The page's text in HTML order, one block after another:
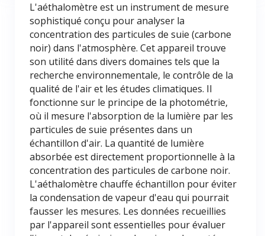
L'aéthalomètre est un instrument de mesure
sophistiqué conçu pour analyser la
concentration des particules de suie (carbone
noir) dans l'atmosphère. Cet appareil trouve
son utilité dans divers domaines tels que la
recherche environnementale, le contrôle de la
qualité de l'air et les études climatiques. Il
fonctionne sur le principe de la photométrie,
où il mesure l'absorption de la lumière par les
particules de suie présentes dans un
échantillon d'air. La quantité de lumière
absorbée est directement proportionnelle à la
concentration des particules de carbone noir.
L'aéthalomètre chauffe échantillon pour éviter
la condensation de vapeur d'eau qui pourrait
fausser les mesures. Les données recueillies
par l'appareil sont essentielles pour évaluer